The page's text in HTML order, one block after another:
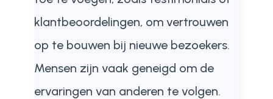
klantbeoordelingen, om vertrouwen
op te bouwen bij nieuwe bezoekers.
Mensen zijn vaak geneigd om de
ervaringen van anderen te volgen.